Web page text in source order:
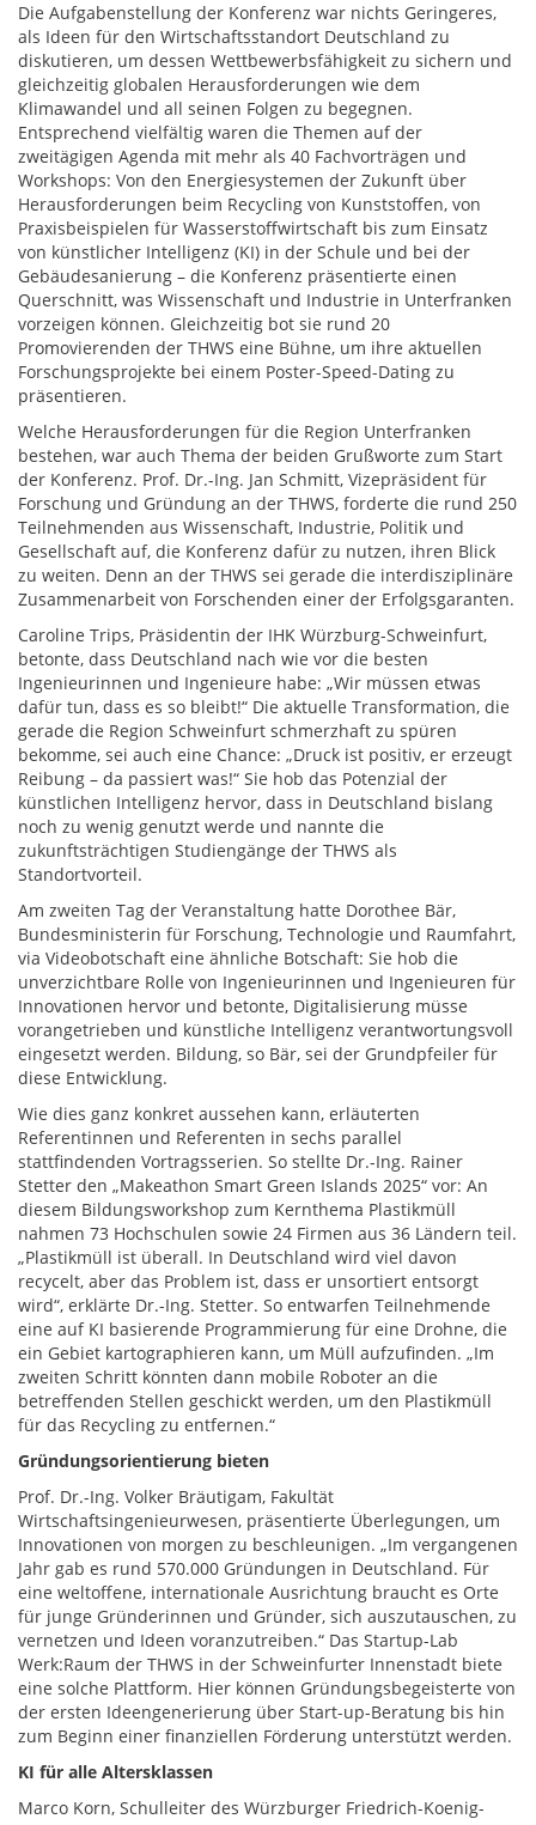
Die Aufgabenstellung der Konferenz war nichts Geringeres,
als Ideen für den Wirtschaftsstandort Deutschland zu
diskutieren, um dessen Wettbewerbsfähigkeit zu sichern und
gleichzeitig globalen Herausforderungen wie dem
Klimawandel und all seinen Folgen zu begegnen.
Entsprechend vielfältig waren die Themen auf der
zweitägigen Agenda mit mehr als 40 Fachvorträgen und
Workshops: Von den Energiesystemen der Zukunft über
Herausforderungen beim Recycling von Kunststoffen, von
Praxisbeispielen für Wasserstoffwirtschaft bis zum Einsatz
von künstlicher Intelligenz (KI) in der Schule und bei der
Gebäudesanierung – die Konferenz präsentierte einen
Querschnitt, was Wissenschaft und Industrie in Unterfranken
vorzeigen können. Gleichzeitig bot sie rund 20
Promovierenden der THWS eine Bühne, um ihre aktuellen
Forschungsprojekte bei einem Poster-Speed-Dating zu
präsentieren.
Welche Herausforderungen für die Region Unterfranken
bestehen, war auch Thema der beiden Grußworte zum Start
der Konferenz. Prof. Dr.-Ing. Jan Schmitt, Vizepräsident für
Forschung und Gründung an der THWS, forderte die rund 250
Teilnehmenden aus Wissenschaft, Industrie, Politik und
Gesellschaft auf, die Konferenz dafür zu nutzen, ihren Blick
zu weiten. Denn an der THWS sei gerade die interdisziplinäre
Zusammenarbeit von Forschenden einer der Erfolgsgaranten.
Caroline Trips, Präsidentin der IHK Würzburg-Schweinfurt,
betonte, dass Deutschland nach wie vor die besten
Ingenieurinnen und Ingenieure habe: „Wir müssen etwas
dafür tun, dass es so bleibt!“ Die aktuelle Transformation, die
gerade die Region Schweinfurt schmerzhaft zu spüren
bekomme, sei auch eine Chance: „Druck ist positiv, er erzeugt
Reibung – da passiert was!“ Sie hob das Potenzial der
künstlichen Intelligenz hervor, dass in Deutschland bislang
noch zu wenig genutzt werde und nannte die
zukunftsträchtigen Studiengänge der THWS als
Standortvorteil.
Am zweiten Tag der Veranstaltung hatte Dorothee Bär,
Bundesministerin für Forschung, Technologie und Raumfahrt,
via Videobotschaft eine ähnliche Botschaft: Sie hob die
unverzichtbare Rolle von Ingenieurinnen und Ingenieuren für
Innovationen hervor und betonte, Digitalisierung müsse
vorangetrieben und künstliche Intelligenz verantwortungsvoll
eingesetzt werden. Bildung, so Bär, sei der Grundpfeiler für
diese Entwicklung.
Wie dies ganz konkret aussehen kann, erläuterten
Referentinnen und Referenten in sechs parallel
stattfindenden Vortragsserien. So stellte Dr.-Ing. Rainer
Stetter den „Makeathon Smart Green Islands 2025“ vor: An
diesem Bildungsworkshop zum Kernthema Plastikmüll
nahmen 73 Hochschulen sowie 24 Firmen aus 36 Ländern teil.
„Plastikmüll ist überall. In Deutschland wird viel davon
recycelt, aber das Problem ist, dass er unsortiert entsorgt
wird“, erklärte Dr.-Ing. Stetter. So entwarfen Teilnehmende
eine auf KI basierende Programmierung für eine Drohne, die
ein Gebiet kartographieren kann, um Müll aufzufinden. „Im
zweiten Schritt könnten dann mobile Roboter an die
betreffenden Stellen geschickt werden, um den Plastikmüll
für das Recycling zu entfernen.“
Gründungsorientierung bieten
Prof. Dr.-Ing. Volker Bräutigam, Fakultät
Wirtschaftsingenieurwesen, präsentierte Überlegungen, um
Innovationen von morgen zu beschleunigen. „Im vergangenen
Jahr gab es rund 570.000 Gründungen in Deutschland. Für
eine weltoffene, internationale Ausrichtung braucht es Orte
für junge Gründerinnen und Gründer, sich auszutauschen, zu
vernetzen und Ideen voranzutreiben.“ Das Startup-Lab
Werk:Raum der THWS in der Schweinfurter Innenstadt biete
eine solche Plattform. Hier können Gründungsbegeisterte von
der ersten Ideengenerierung über Start-up-Beratung bis hin
zum Beginn einer finanziellen Förderung unterstützt werden.
KI für alle Altersklassen
Marco Korn, Schulleiter des Würzburger Friedrich-Koenig-